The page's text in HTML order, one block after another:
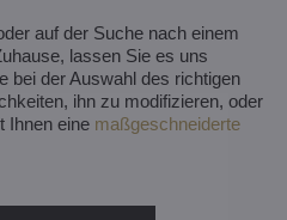
auf der Suche nach einem
lassen Sie es uns
bei der Auswahl des richtigen
ihn zu modifizieren, oder
Ihnen eine maßgeschneiderte